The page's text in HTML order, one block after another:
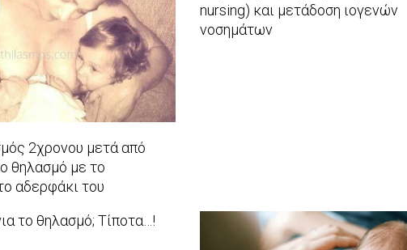
2χρονου μετά από
θηλασμό με το
αδερφάκι του
nursing) και μετάδοση ιογενών
νοσημάτων
το θηλασμό; Τίποτα…!